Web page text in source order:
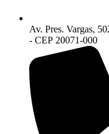
Av. Pres. Vargas,
- CEP 20071-000